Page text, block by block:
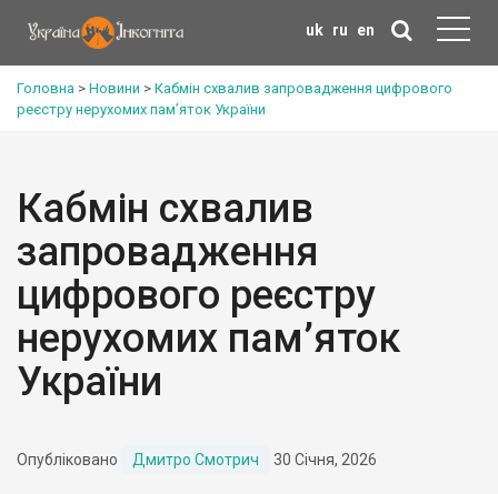
uk ru en
Головна > Новини > Кабмін схвалив запровадження цифрового
реєстру нерухомих пам’яток України
Кабмін схвалив
запровадження
цифрового реєстру
нерухомих пам’яток
України
Опубліковано Дмитро Смотрич 30 Січня, 2026